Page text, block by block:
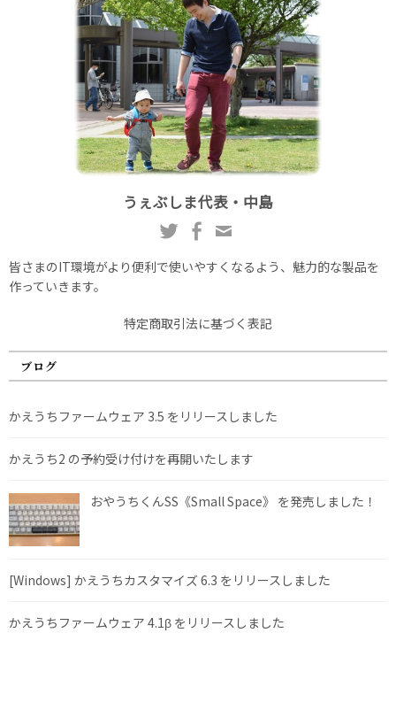
うぇぶしま代表・中島
皆さまのIT環境がより便利で使いやすくなるよう、魅力的な製品を
作っていきます。
特定商取引法に基づく表記
ブログ
かえうちファームウェア 3.5 をリリースしました
かえうち2 の予約受け付けを再開いたします
おやうちくんSS《Small Space》 を発売しました！
[Windows] かえうちカスタマイズ 6.3 をリリースしました
かえうちファームウェア 4.1β をリリースしました